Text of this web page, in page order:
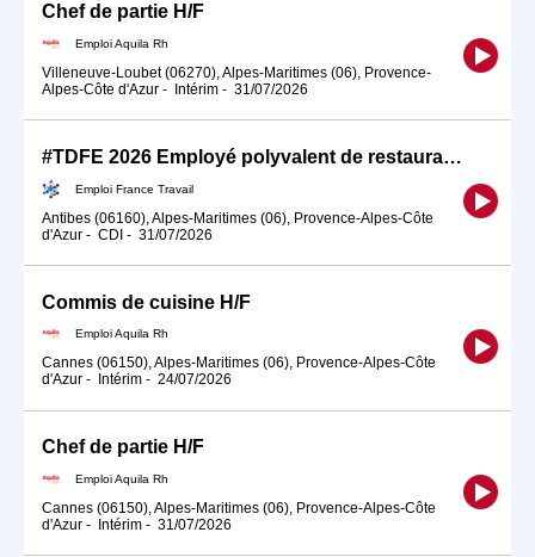
Chef de partie H/F
Emploi Aquila Rh
Villeneuve-Loubet (06270), Alpes-Maritimes (06), Provence-
Alpes-Côte d'Azur - Intérim - 31/07/2026
#TDFE 2026 Employé polyvalent de restauration (H/F)
Emploi France Travail
Antibes (06160), Alpes-Maritimes (06), Provence-Alpes-Côte
d'Azur - CDI - 31/07/2026
Commis de cuisine H/F
Emploi Aquila Rh
Cannes (06150), Alpes-Maritimes (06), Provence-Alpes-Côte
d'Azur - Intérim - 24/07/2026
Chef de partie H/F
Emploi Aquila Rh
Cannes (06150), Alpes-Maritimes (06), Provence-Alpes-Côte
d'Azur - Intérim - 31/07/2026